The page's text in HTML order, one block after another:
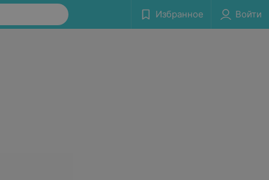
Избранное Войти